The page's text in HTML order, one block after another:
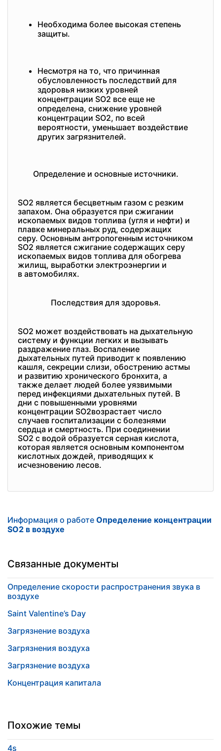
Необходима более высокая степень
защиты.
Несмотря на то, что причинная
обусловленность последствий для
здоровья низких уровней
концентрации SO2 все еще не
определена, снижение уровней
концентрации SO2, по всей
вероятности, уменьшает воздействие
других загрязнителей.
Определение и основные источники.
SO2 является бесцветным газом с резким
запахом. Она образуется при сжигании
ископаемых видов топлива (угля и нефти) и
плавке минеральных руд, содержащих
серу. Основным антропогенным источником
SO2 является сжигание содержащих серу
ископаемых видов топлива для обогрева
жилищ, выработки электроэнергии и
в автомобилях.
Последствия для здоровья.
SO2 может воздействовать на дыхательную
систему и функции легких и вызывать
раздражение глаз. Воспаление
дыхательных путей приводит к появлению
кашля, секреции слизи, обострению астмы
и развитию хронического бронхита, а
также делает людей более уязвимыми
перед инфекциями дыхательных путей. В
дни с повышенными уровнями
концентрации SO2возрастает число
случаев госпитализации с болезнями
сердца и смертность. При соединении
SO2 с водой образуется серная кислота,
которая является основным компонентом
кислотных дождей, приводящих к
исчезновению лесов.
Информация о работе Определение концентрации
SO2 в воздухе
Связанные документы
Определение скорости распространения звука в
воздухе
Saint Valentine’s Day
Загрязнение воздуха
Загрязнения воздуха
Загрязнение воздуха
Концентрация капитала
Похожие темы
4s